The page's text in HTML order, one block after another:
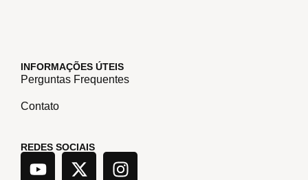
INFORMAÇÕES ÚTEIS
Perguntas Frequentes
Contato
REDES SOCIAIS